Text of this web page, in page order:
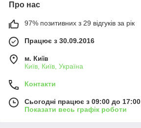
Про нас
97% позитивних з 29 відгуків за рік
Працює з 30.09.2016
м. Київ
Київ, Київ, Україна
Контакти
Сьогодні працює з 09:00 до 17:00
Показати весь графік роботи